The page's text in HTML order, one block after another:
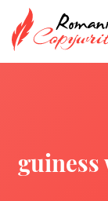
guiness